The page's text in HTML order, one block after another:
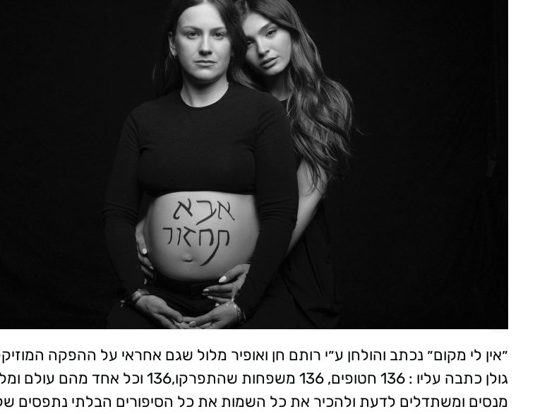
״אין לי מקום״ נכתב והולחן ע״י רותם חן ואופיר מלול שגם אחראי על ההפקה
גולן כתבה עליו : 136 חטופים, 136 משפחות שהתפרקו,136 וכל
מנסים ומשתדלים לדעת ולהכיר את כל השמות את כל הסיפורים הבלתי נתפסים